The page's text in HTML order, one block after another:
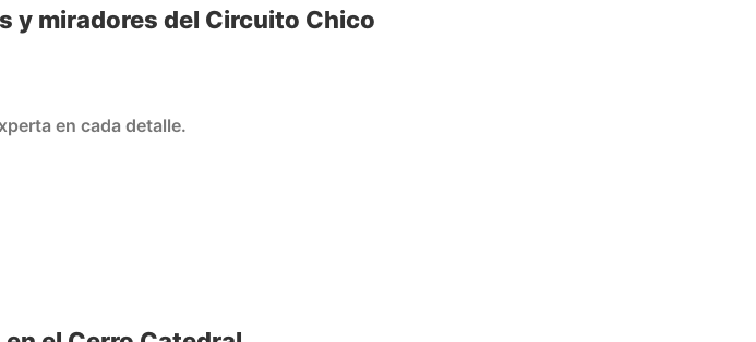
y miradores del Circuito Chico
en cada detalle.